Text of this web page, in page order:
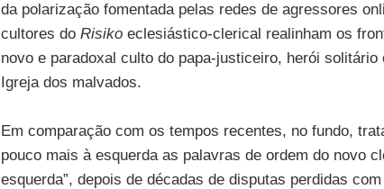
da polarização fomentada pelas redes de agressores
cultores do Risikoeclesiástico-clerical realinham os
novo e paradoxal culto do papa-justiceiro, herói
Igreja dos malvados.
Em comparação com os tempos recentes, no fundo,
pouco mais à esquerda as palavras de ordem do novo
esquerda”, depois de décadas de disputas perdidas